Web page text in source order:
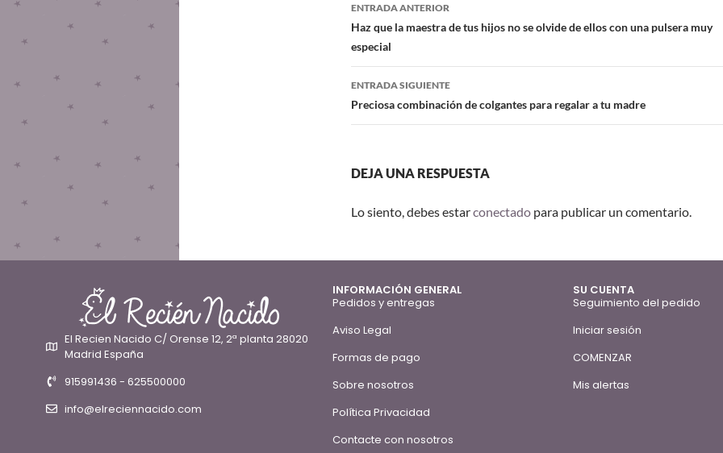
ENTRADA ANTERIOR
Haz que la maestra de tus hijos no se olvide de ellos con una pulsera muy
especial
ENTRADA SIGUIENTE
Preciosa combinación de colgantes para regalar a tu madre
DEJA UNA RESPUESTA
Lo siento, debes estarconectado para publicar un comentario.
El Recien Nacido C/ Orense 12, 2ª planta 28020
Madrid España
915991436 - 625500000
info@elreciennacido.com
INFORMACIÓN GENERAL
Pedidos y entregas
Aviso Legal
Formas de pago
Sobre nosotros
Política Privacidad
Contacte con nosotros
SU CUENTA
Seguimiento del pedido
Iniciar sesión
COMENZAR
Mis alertas